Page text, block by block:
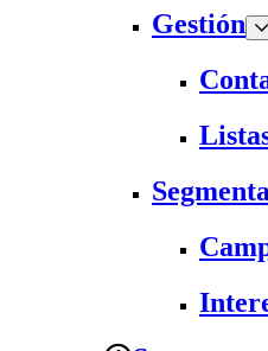
Gestión